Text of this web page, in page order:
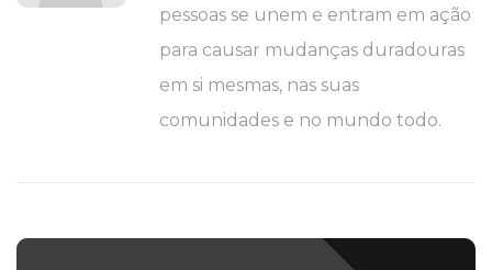
pessoas se unem e entram em ação
para causar mudanças duradouras
em si mesmas, nas suas
comunidades e no mundo todo.